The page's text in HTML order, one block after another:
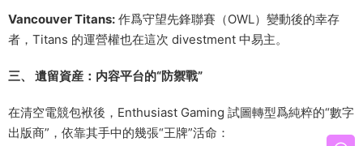
Vancouver Titans: 作爲守望先鋒聯賽（OWL）變動後的幸存
者，Titans 的運營權也在這次 divestment 中易主。
三、 遺留資産：内容平台的“防禦戰”
在清空電競包袱後，Enthusiast Gaming 試圖轉型爲純粹的“數字
出版商”，依靠其手中的幾張“王牌”活命：